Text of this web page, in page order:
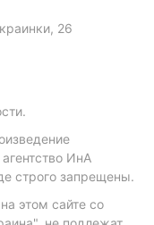
26
ИнА
строго запрещены.
этом сайте со